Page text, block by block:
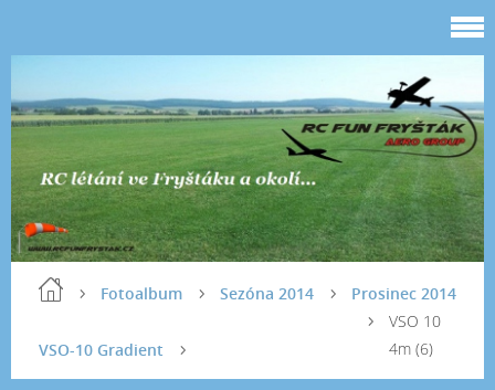
Fotoalbum Sezóna 2014 Prosinec 2014
VSO-10 Gradient
VSO 10
4m (6)